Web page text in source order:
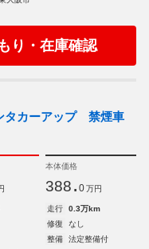
り・在庫確認
タカーアップ 禁煙車
本体価格
388. 0 万円
走行
0.3万km
修復
なし
整備
法定整備付